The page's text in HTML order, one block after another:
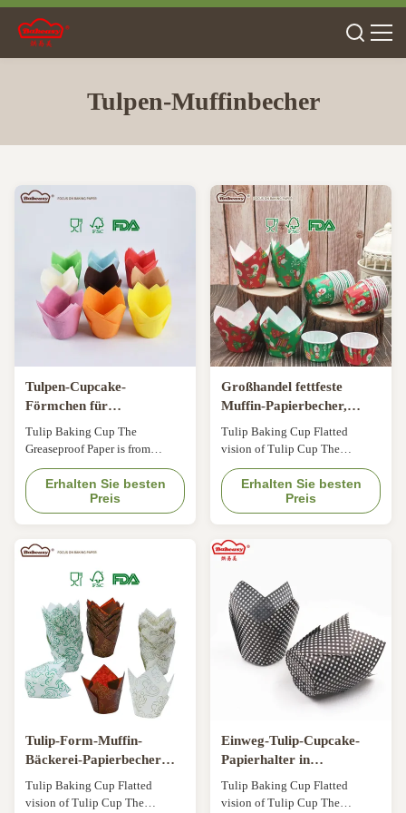
Tulpen-Muffinbecher
Tulpen-Cupcake-
Förmchen für
Backförmchen,
ungebleichtes europäisches
Muffin-Förmchen,
Cupcake-Förmchen für
Tulip Baking Cup The
Greaseproof Paper is from
Nordic Paper of Sweden Comply
with FDA, KOSHER, LFGB, QS
Oil-resist, bakable & max.
temperature 220°C Flexo-
baked products fresher and
Erhalten Sie besten
Preis
Großhandel fettfeste
Muffin-Papierbecher,
Hitzebeständige nicht
klebrige Tulpen-Cupcake-
Tulip Baking Cup Flatted
vision of Tulip Cup The
Greaseproof Paper is from
Nordic Paper of Sweden Comply
with FDA, KOSHER, LFGB, QS
Oil-resist, bakable & max.
printing, ink is food grade. Keep
longer.
Erhalten Sie besten
Preis
Tulip-Form-Muffin-
Bäckerei-Papierbecher
Einweg-Dekor-Kuchen-
Papierhalter für
Tulip Baking Cup Flatted
vision of Tulip Cup The
Einweg-Tulip-Cupcake-
Papierhalter in
verschiedenen Formen und
Farben, perfekt für das
Tulip Baking Cup Flatted
vision of Tulip Cup The